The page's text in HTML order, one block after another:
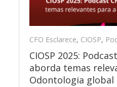
CFO Esclarece, CIOSP,
CIOSP 2025:
aborda temas
Odontologia global